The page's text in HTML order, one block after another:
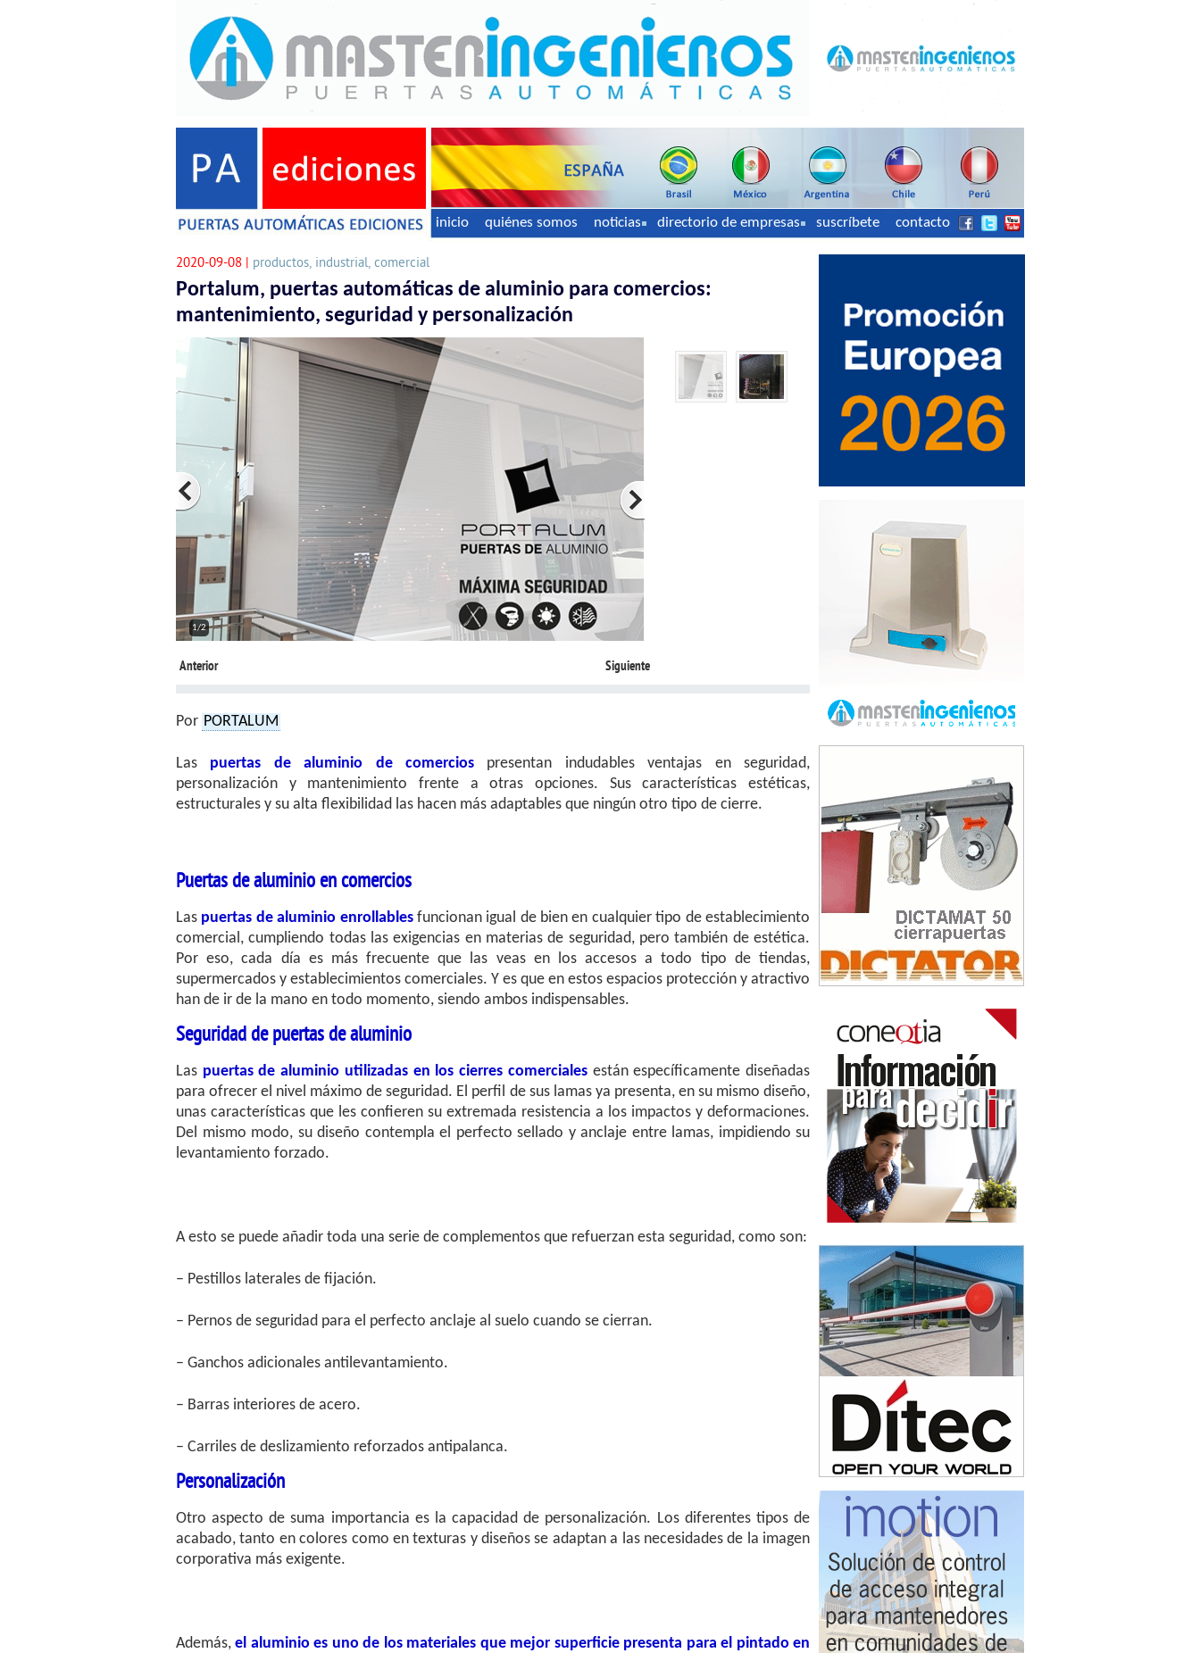
inicio quiénes somos noticias directorio de empresas suscríbete contacto
2020-09-08 | productos, industrial, comercial
Portalum, puertas automáticas de aluminio para comercios:
mantenimiento, seguridad y personalización
1/2
Anterior Siguiente
Por PORTALUM
Las puertas de aluminio de comercios presentan indudables ventajas en seguridad,
personalización y mantenimiento frente a otras opciones. Sus características estéticas,
estructurales y su alta flexibilidad las hacen más adaptables que ningún otro tipo de cierre.
Puertas de aluminio en comercios
Las puertas de aluminio enrollablesfuncionan igual de bien en cualquier tipo de establecimiento
comercial, cumpliendo todas las exigencias en materias de seguridad, pero también de estética.
Por eso, cada día es más frecuente que las veas en los accesos a todo tipo de tiendas,
supermercados y establecimientos comerciales. Y es que en estos espacios protección y atractivo
han de ir de la mano en todo momento, siendo ambos indispensables.
Seguridad de puertas de aluminio
Las puertas de aluminio utilizadas en los cierres comercialesestán específicamente diseñadas
para ofrecer el nivel máximo de seguridad. El perfil de sus lamas ya presenta, en su mismo diseño,
unas características que les confieren su extremada resistencia a los impactos y deformaciones.
Del mismo modo, su diseño contempla el perfecto sellado y anclaje entre lamas, impidiendo su
levantamiento forzado.
A esto se puede añadir toda una serie de complementos que refuerzan esta seguridad, como son:
– Pestillos laterales de fijación.
– Pernos de seguridad para el perfecto anclaje al suelo cuando se cierran.
– Ganchos adicionales antilevantamiento.
– Barras interiores de acero.
– Carriles de deslizamiento reforzados antipalanca.
Personalización
Otro aspecto de suma importancia es la capacidad de personalización. Los diferentes tipos de
acabado, tanto en colores como en texturas y diseños se adaptan a las necesidades de la imagen
corporativa más exigente.
Además, el aluminio es uno de los materiales que mejor superficie presenta para el pintado en